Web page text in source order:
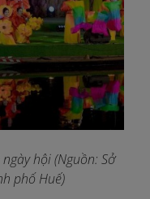
hội (Nguồn: Sở
phố Huế)